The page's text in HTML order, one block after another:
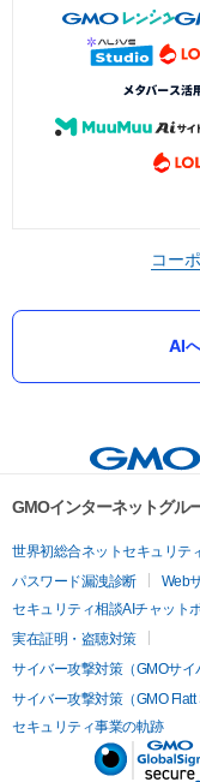
コー
AI
GMOインターネットグル
世界初総合ネットセキュリテ
パスワード漏洩診断
Web
セキュリティ相談AIチャット
実在証明・盗聴対策
サイバー攻撃対策（GMOサイ
サイバー攻撃対策（GMO Flatt
セキュリティ事業の軌跡